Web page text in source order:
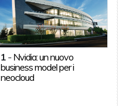
1 - Nvidia: un nuovo
business model per i
neocloud